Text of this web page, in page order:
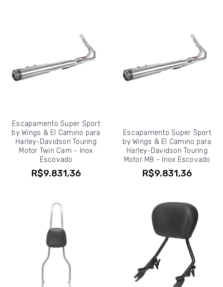
Escapamento Super Sport
by Wings & El Camino para
Harley-Davidson Touring
Motor Twin Cam - Inox
Escovado
R$9.831,36
Escapamento Super Sport
by Wings & El Camino para
Harley-Davidson Touring
Motor M8 - Inox Escovado
R$9.831,36